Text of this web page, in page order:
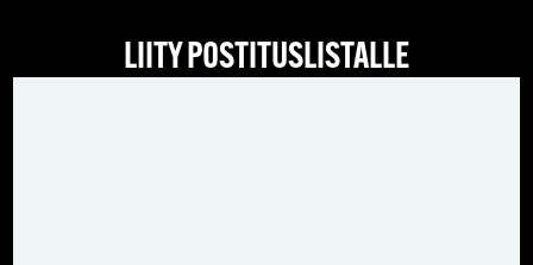
LIITY POSTITUSLISTALLE